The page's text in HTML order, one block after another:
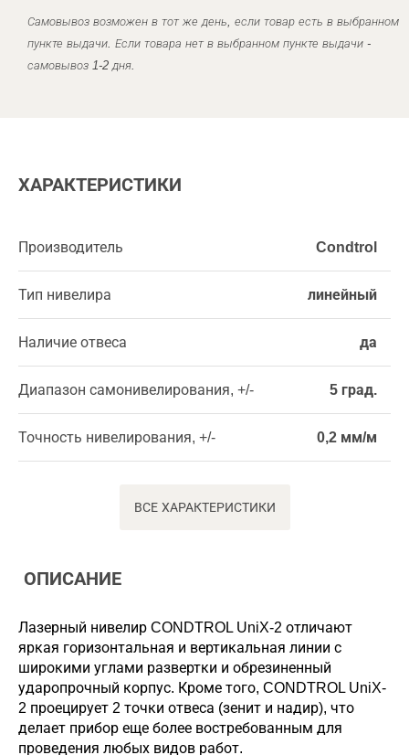
Самовывоз возможен в тот же день, если товар есть в выбранном
пункте выдачи. Если товара нет в выбранном пункте выдачи -
самовывоз 1-2 дня.
ХАРАКТЕРИСТИКИ
Производитель Condtrol
Тип нивелира линейный
Наличие отвеса да
Диапазон самонивелирования, +/- 5 град.
Точность нивелирования, +/- 0,2 мм/м
ВСЕ ХАРАКТЕРИСТИКИ
ОПИСАНИЕ
Лазерный нивелир CONDTROL UniX-2 отличают
яркая горизонтальная и вертикальная линии с
широкими углами развертки и обрезиненный
ударопрочный корпус. Кроме того, CONDTROL UniX-
2 проецирует 2 точки отвеса (зенит и надир), что
делает прибор еще более востребованным для
проведения любых видов работ.